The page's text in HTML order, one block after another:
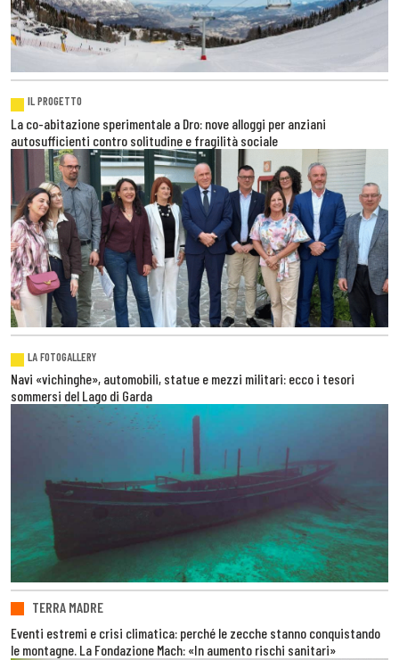
IL PROGETTO
La co-abitazione sperimentale a Dro: nove alloggi per anziani
autosufficienti contro solitudine e fragilità sociale
LA FOTOGALLERY
Navi «vichinghe», automobili, statue e mezzi militari: ecco i tesori
sommersi del Lago di Garda
TERRA MADRE
Eventi estremi e crisi climatica: perché le zecche stanno conquistando
le montagne. La Fondazione Mach: «In aumento rischi sanitari»